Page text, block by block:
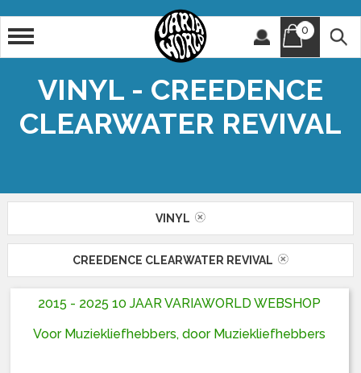
0
VINYL - CREEDENCE
CLEARWATER REVIVAL
VINYL
CREEDENCE CLEARWATER REVIVAL
2015 - 2025 10 JAAR VARIAWORLD WEBSHOP
Voor Muziekliefhebbers, door Muziekliefhebbers